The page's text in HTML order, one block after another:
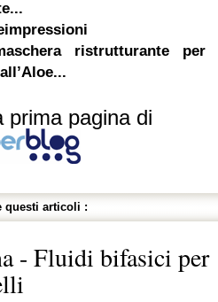
ristrutturante per
prima pagina di
questi articoli :
- Fluidi bifasici per